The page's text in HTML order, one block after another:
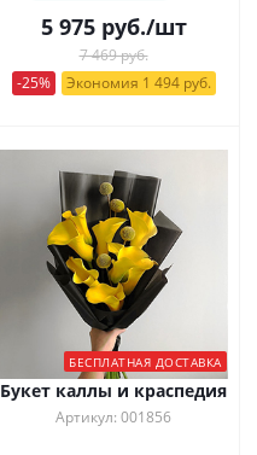
5 975руб./шт
7 469 руб.
-25%
Экономия 1 494 руб.
БЕСПЛАТНАЯ ДОСТАВКА
Букет каллы и краспедия
Артикул: 001856